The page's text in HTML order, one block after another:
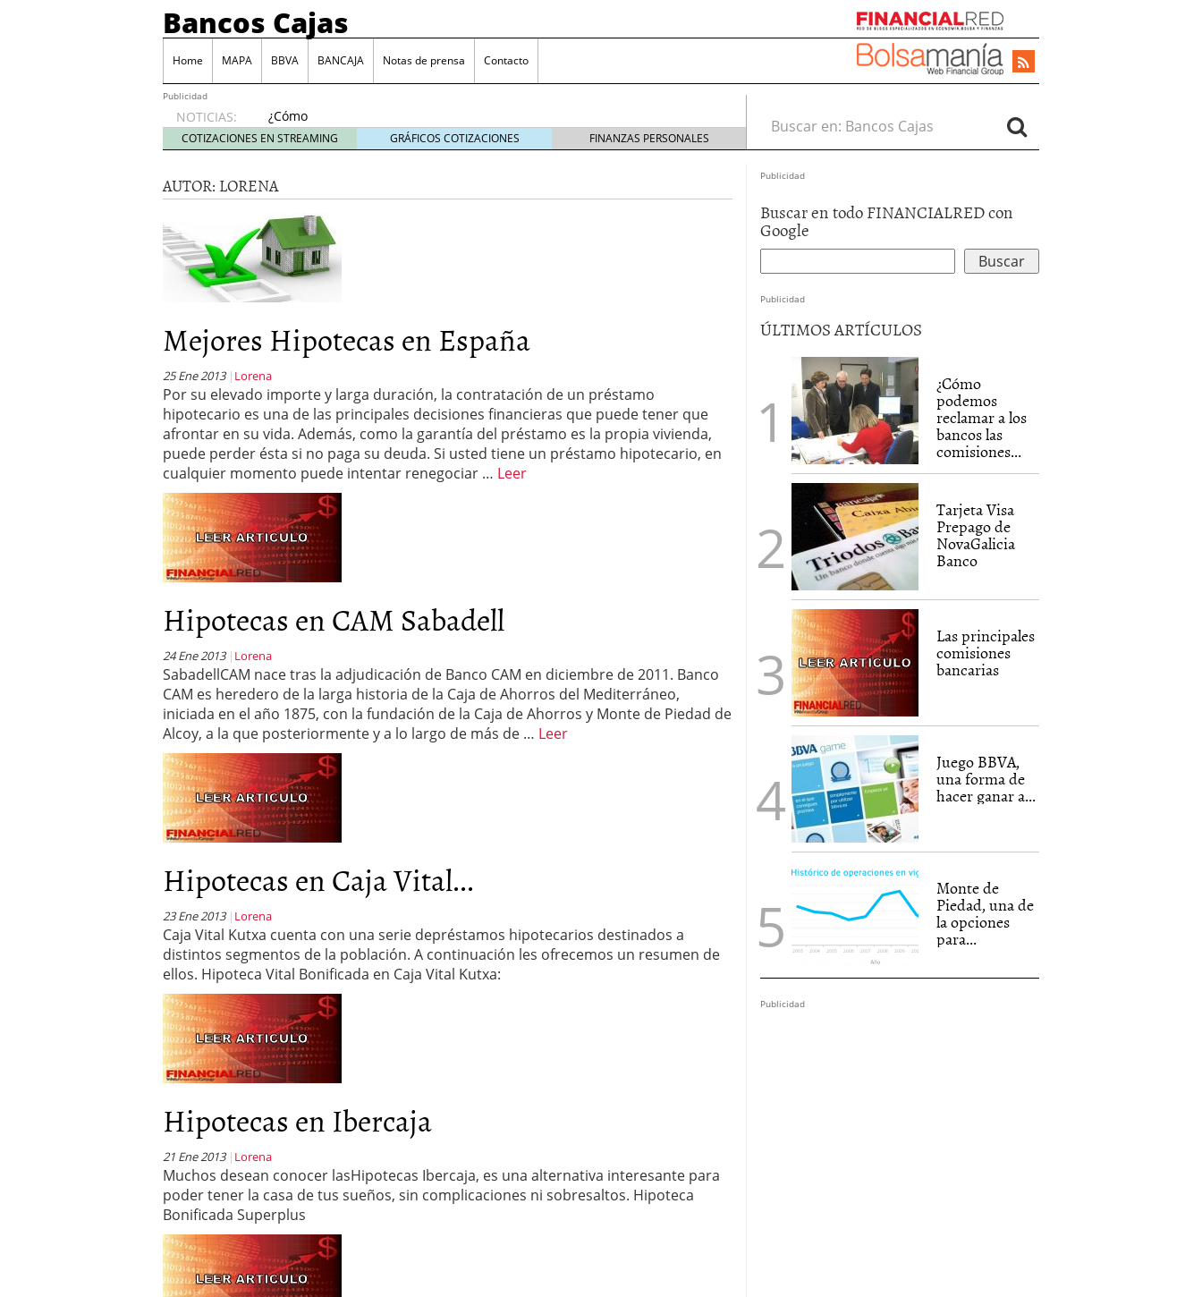
Bancos Cajas
Home MAPA BBVA BANCAJA Notas de prensa Contacto
Publicidad
NOTICIAS:
¿Cómo
podemos
reclamar
bancos
las
comisiones
por
descubierto?
junio 6,
2014
Las principales comisiones bancarias
mayo 19, 2014
Juego BBVA, una forma de hacer ganar a los clientes
COTIZACIONES EN STREAMING GRÁFICOS COTIZACIONES FINANZAS PERSONALES
Buscar en:
AUTOR: LORENA
Mejores Hipotecas en España
25 Ene 2013 Lorena
Por su elevado importe y larga duración, la contratación de un préstamo
hipotecario es una de las principales decisiones financieras que puede tener que
afrontar en su vida. Además, como la garantía del préstamo es la propia vivienda,
puede perder ésta si no paga su deuda. Si usted tiene un préstamo hipotecario, en
cualquier momento puede intentar renegociar … Leer
Hipotecas en CAM Sabadell
24 Ene 2013 Lorena
SabadellCAM nace tras la adjudicación de Banco CAM en diciembre de 2011. Banco
CAM es heredero de la larga historia de la Caja de Ahorros del Mediterráneo,
iniciada en el año 1875, con la fundación de la Caja de Ahorros y Monte de Piedad de
Alcoy, a la que posteriormente y a lo largo de más de … Leer
Hipotecas en Caja Vital...
23 Ene 2013 Lorena
Caja Vital Kutxa cuenta con una serie depréstamos hipotecarios destinados a
distintos segmentos de la población. A continuación les ofrecemos un resumen de
ellos. Hipoteca Vital Bonificada en Caja Vital Kutxa:
Hipotecas en Ibercaja
21 Ene 2013 Lorena
Muchos desean conocer lasHipotecas Ibercaja, es una alternativa interesante para
poder tener la casa de tus sueños, sin complicaciones ni sobresaltos. Hipoteca
Bonificada Superplus
Publicidad
Buscar en todo FINANCIALRED con
Google
Publicidad
ÚLTIMOS ARTÍCULOS
¿Cómo
podemos
reclamar a los
bancos las
comisiones...
Tarjeta Visa
Prepago de
NovaGalicia
Banco
Las principales
comisiones
bancarias
Juego BBVA,
una forma de
hacer ganar a...
Monte de
Piedad, una de
la opciones
para...
Publicidad